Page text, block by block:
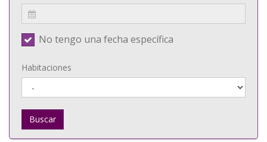
No tengo una fecha específica
Habitaciones
Buscar